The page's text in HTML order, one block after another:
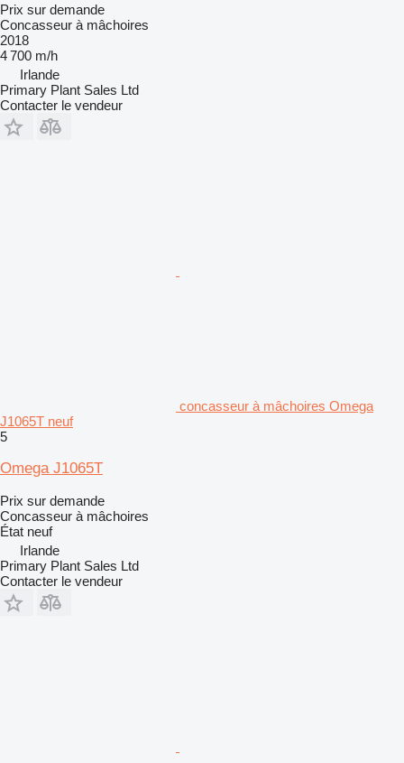
Prix sur demande
Concasseur à mâchoires
2018
4 700 m/h
Irlande
Primary Plant Sales Ltd
Contacter le vendeur
concasseur à mâchoires Omega
J1065T neuf
5
Omega J1065T
Prix sur demande
Concasseur à mâchoires
État neuf
Irlande
Primary Plant Sales Ltd
Contacter le vendeur